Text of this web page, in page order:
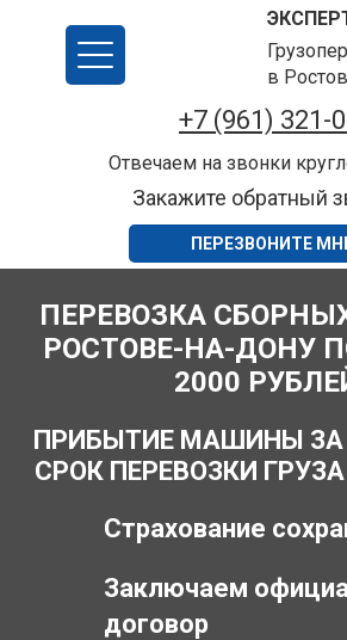
в
+7 (961) 321-
Отвечаем на звонки
Закажите обратный
ПЕРЕЗВОНИТЕ
ПЕРЕВОЗКА
РОСТОВЕ-НА-ДОНУ
2000
ПРИБЫТИЕ МАШИНЫ ЗА
СРОК ПЕРЕВОЗКИ
Страхование
Заключаем
договор